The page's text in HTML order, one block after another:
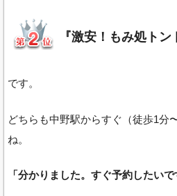
『激安！もみ処トン
です。
どちらも中野駅からすぐ（徒歩1分
ね。
「分かりました。すぐ予約したいで